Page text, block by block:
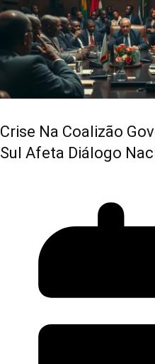
Crise Na Coalizão
Sul Afeta Diálogo